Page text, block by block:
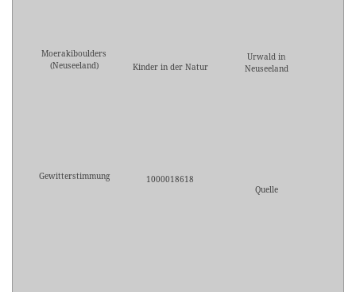
Moerakiboulders
(Neuseeland)
Kinder in der Natur
Urwald in
Neuseeland
Gewitterstimmung
1000018618
Quelle